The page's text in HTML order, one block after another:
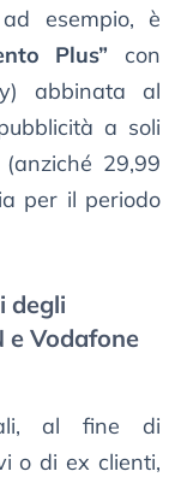
esempio, è
Plus” con
abbinata al
a soli
29,99
per il periodo
degli
e Vodafone
al fine di
o di ex clienti,